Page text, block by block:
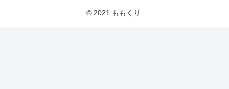
© 2021 ももくり.